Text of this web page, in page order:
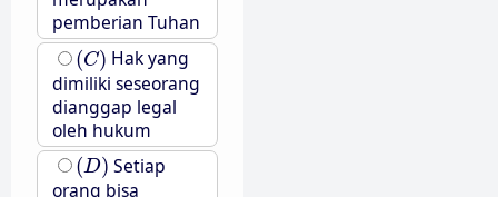
pemberian Tuhan
(C)
(C) Hak yang
dimiliki seseorang
dianggap legal
oleh hukum
(D)
(D) Setiap
orang bisa